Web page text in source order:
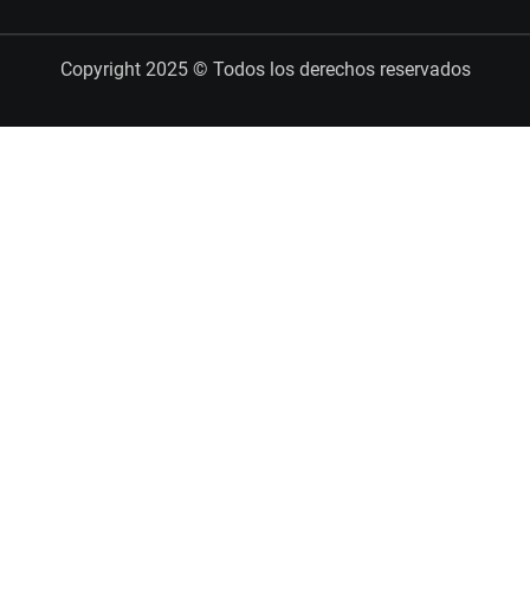
Copyright 2025 © Todos los derechos reservados